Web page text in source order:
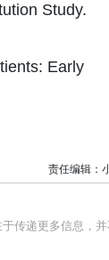
Study.
Early
责任编辑：
传递更多信息，并